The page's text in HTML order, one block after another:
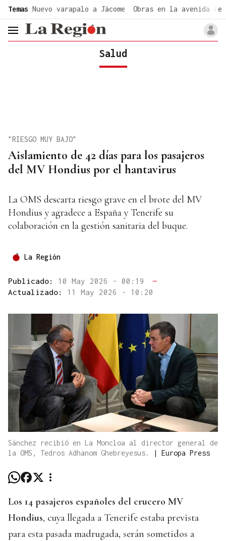
Temas Nuevo varapalo a Jácome Obras en la avenida de
header.menu.open
Salud
Aislamiento de 42 días para los pasajeros
del MV Hondius por el hantavirus
"RIESGO MUY BAJO"
La OMS descarta riesgo grave en el brote del MV
Hondius y agradece a España y Tenerife su
colaboración en la gestión sanitaria del buque.
La Región
Publicado: 10 May 2026 - 00:19
—
Actualizado: 11 May 2026 - 10:20
Sánchez recibió en La Moncloa al director general de
la OMS, Tedros Adhanom Ghebreyesus.
| Europa Press
Los 14 pasajeros españoles del crucero MV
Hondius, cuya llegada a Tenerife estaba prevista
para esta pasada madrugada, serán sometidos a